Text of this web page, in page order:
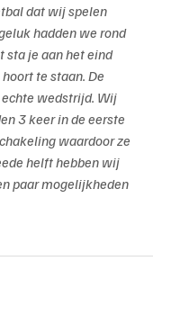
dat wij spelen
hadden we rond
sta je aan het eind
te staan. De
wedstrijd. Wij
3 keer in de eerste
waardoor ze
helft hebben wij
paar mogelijkheden